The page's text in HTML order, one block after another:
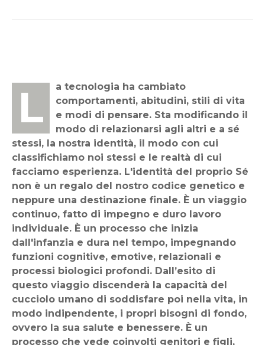
La tecnologia ha cambiato
comportamenti, abitudini, stili di vita
e modi di pensare. Sta modificando il
modo di relazionarsi agli altri e a sé
stessi, la nostra identità, il modo con cui
classifichiamo noi stessi e le realtà di cui
facciamo esperienza. L'identità del proprio Sé
non è un regalo del nostro codice genetico e
neppure una destinazione finale. È un viaggio
continuo, fatto di impegno e duro lavoro
individuale. È un processo che inizia
dall'infanzia e dura nel tempo, impegnando
funzioni cognitive, emotive, relazionali e
processi biologici profondi. Dall’esito di
questo viaggio discenderà la capacità del
cucciolo umano di soddisfare poi nella vita, in
modo indipendente, i propri bisogni di fondo,
ovvero la sua salute e benessere. È un
processo che vede coinvolti genitori e figli,